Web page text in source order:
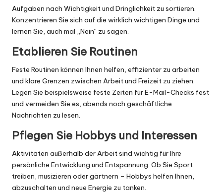
Aufgaben nach Wichtigkeit und Dringlichkeit zu sortieren.
Konzentrieren Sie sich auf die wirklich wichtigen Dinge und
lernen Sie, auch mal „Nein“ zu sagen.
Etablieren Sie Routinen
Feste Routinen können Ihnen helfen, effizienter zu arbeiten
und klare Grenzen zwischen Arbeit und Freizeit zu ziehen.
Legen Sie beispielsweise feste Zeiten für E-Mail-Checks fest
und vermeiden Sie es, abends noch geschäftliche
Nachrichten zu lesen.
Pflegen Sie Hobbys und Interessen
Aktivitäten außerhalb der Arbeit sind wichtig für Ihre
persönliche Entwicklung und Entspannung. Ob Sie Sport
treiben, musizieren oder gärtnern – Hobbys helfen Ihnen,
abzuschalten und neue Energie zu tanken.